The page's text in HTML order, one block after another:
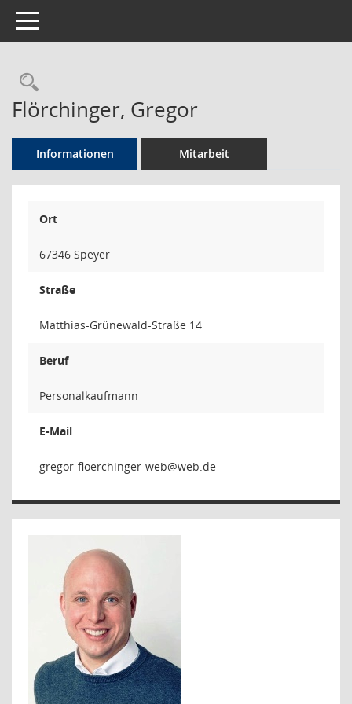
Toggle navigation
Rechercheauswahl
Flörchinger, Gregor
Informationen Mitarbeit
Ort
67346 Speyer
Straße
Matthias-Grünewald-Straße 14
Beruf
Personalkaufmann
E-Mail
bew-regnihc